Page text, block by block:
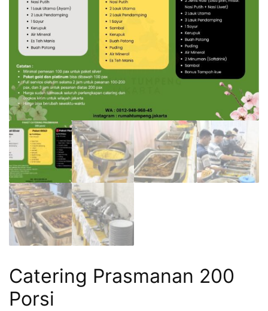
Catering Prasmanan 200
Porsi